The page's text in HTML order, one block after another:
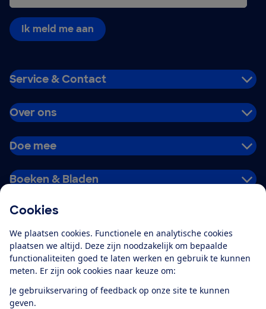
Cookies
We plaatsen cookies. Functionele en analytische cookies
plaatsen we altijd. Deze zijn noodzakelijk om bepaalde
functionaliteiten goed te laten werken en gebruik te kunnen
meten. Er zijn ook cookies naar keuze om:
Je gebruikservaring of feedback op onze site te kunnen
geven.
Ik meld me aan
Service & Contact
Over ons
Doe mee
Boeken & Bladen
Alles over de
app